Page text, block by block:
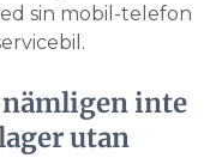
sin mobil-telefon
inte
utan